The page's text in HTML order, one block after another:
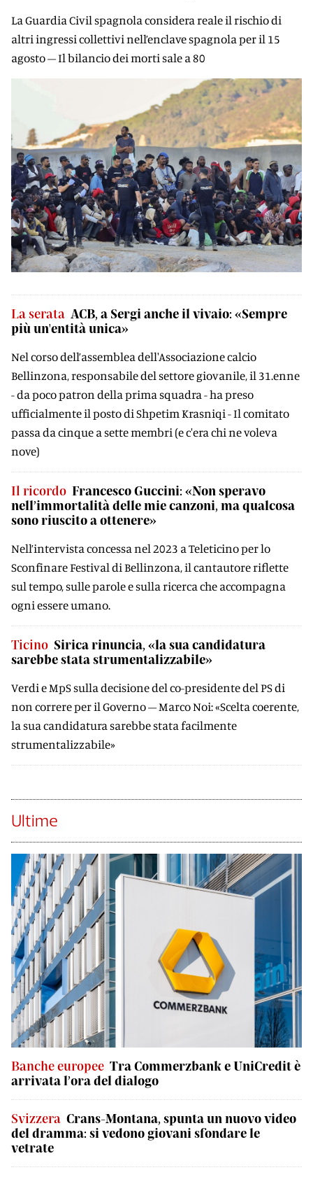
La Guardia Civil spagnola considera reale il rischio di
altri ingressi collettivi nell’enclave spagnola per il 15
agosto – Il bilancio dei morti sale a 80
La serata ACB, a Sergi anche il vivaio: «Sempre
più un'entità unica»
Nel corso dell’assemblea dell'Associazione calcio
Bellinzona, responsabile del settore giovanile, il 31.enne
- da poco patron della prima squadra - ha preso
ufficialmente il posto di Shpetim Krasniqi - Il comitato
passa da cinque a sette membri (e c'era chi ne voleva
nove)
Il ricordo Francesco Guccini: «Non speravo
nell’immortalità delle mie canzoni, ma qualcosa
sono riuscito a ottenere»
Nell’intervista concessa nel 2023 a Teleticino per lo
Sconfinare Festival di Bellinzona, il cantautore riflette
sul tempo, sulle parole e sulla ricerca che accompagna
ogni essere umano.
Ticino Sirica rinuncia, «la sua candidatura
sarebbe stata strumentalizzabile»
Verdi e MpS sulla decisione del co-presidente del PS di
non correre per il Governo – Marco Noi: «Scelta coerente,
la sua candidatura sarebbe stata facilmente
strumentalizzabile»
Ultime
Banche europee Tra Commerzbank e UniCredit è
arrivata l’ora del dialogo
Svizzera Crans-Montana, spunta un nuovo video
del dramma: si vedono giovani sfondare le
vetrate